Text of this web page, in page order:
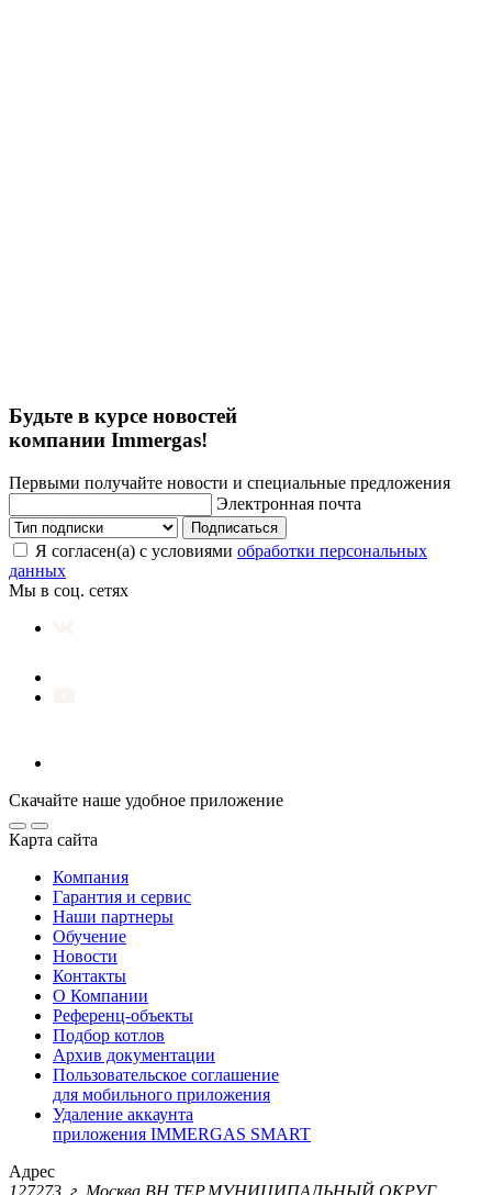
Будьте в курсе новостей
компании Immergas!
Первыми получайте новости и специальные предложения
Электронная почта
Подписаться
Я согласен(а) с условиями обработки персональных
данных
Мы в соц. сетях
Скачайте наше удобное приложение
Карта сайта
Компания
Гарантия и сервис
Наши партнеры
Обучение
Новости
Контакты
О Компании
Референц-объекты
Подбор котлов
Архив документации
Пользовательское соглашение
для мобильного приложения
Удаление аккаунта
приложения IMMERGAS SMART
Адрес
127273, г. Москва ВН.ТЕР.МУНИЦИПАЛЬНЫЙ ОКРУГ